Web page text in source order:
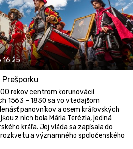
16:25
rokov centrom korunovácií
1563 – 1830 sa vo vtedajšom
panovníkov a osem kráľovských
z nich bola Mária Terézia, jediná
kráľa. Jej vláda sa zapísala do
a významného spoločenského